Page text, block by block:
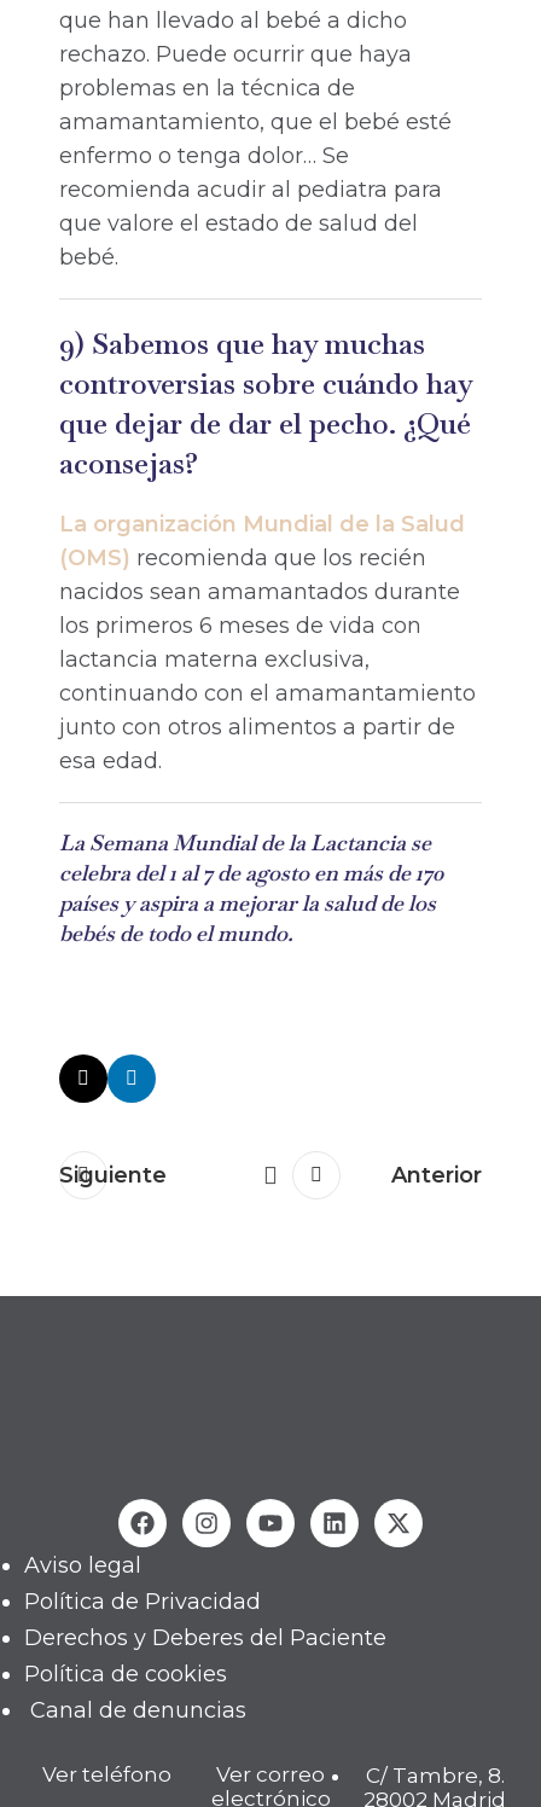
que han llevado al bebé a dicho
rechazo. Puede ocurrir que haya
problemas en la técnica de
amamantamiento, que el bebé esté
enfermo o tenga dolor… Se
recomienda acudir al pediatra para
que valore el estado de salud del
bebé.
9) Sabemos que hay muchas
controversias sobre cuándo hay
que dejar de dar el pecho. ¿Qué
aconsejas?
La organización Mundial de la Salud
(OMS) recomienda que los recién
nacidos sean amamantados durante
los primeros 6 meses de vida con
lactancia materna exclusiva,
continuando con el amamantamiento
junto con otros alimentos a partir de
esa edad.
La Semana Mundial de la Lactancia se
celebra del 1 al 7 de agostoen más de 170
países y aspira a mejorar la salud de los
bebés de todo el mundo.
Siguiente Anterior
Aviso legal
Política de Privacidad
Derechos y Deberes del Paciente
Política de cookies
Canal de denuncias
Ver teléfono
Ver correo
electrónico
C/ Tambre, 8.
28002 Madrid